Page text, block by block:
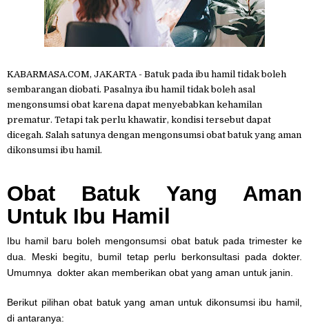
KABARMASA.COM, JAKARTA - Batuk pada ibu hamil tidak boleh
sembarangan diobati. Pasalnya ibu hamil tidak boleh asal
mengonsumsi obat karena dapat menyebabkan kehamilan
prematur. Tetapi tak perlu khawatir, kondisi tersebut dapat
dicegah. Salah satunya dengan mengonsumsi obat batuk yang aman
dikonsumsi ibu hamil.
Obat Batuk Yang Aman
Untuk Ibu Hamil
Ibu hamil baru boleh mengonsumsi obat batuk pada trimester ke
dua. Meski begitu, bumil tetap perlu berkonsultasi pada dokter.
Umumnya dokter akan memberikan obat yang aman untuk janin.
Berikut pilihan obat batuk yang aman untuk dikonsumsi ibu hamil,
di antaranya: